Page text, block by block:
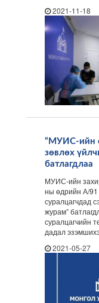
2021-11-18
“МУИС-ийн
зөвлөх
батлагдлаа
МУИС-ийн
ны өдрийн А/
суралцагчдад
журам”
суралцагчийн
дадал
2021-05-27